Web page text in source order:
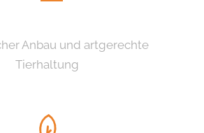
Anbau und artgerechte
Tierhaltung